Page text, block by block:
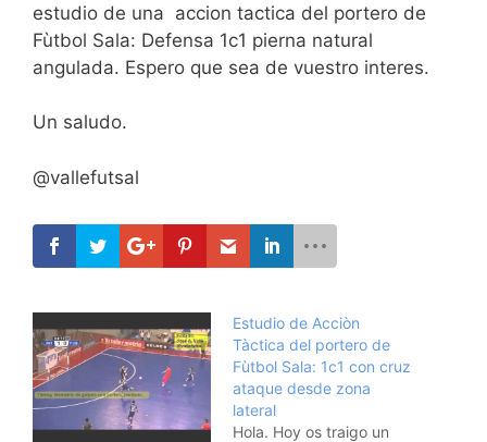
estudio de una accion tactica del portero de
Fùtbol Sala: Defensa 1c1 pierna natural
angulada. Espero que sea de vuestro interes.
Un saludo.
@vallefutsal
Estudio de Acciòn
Tàctica del portero de
Fùtbol Sala: 1c1 con cruz
ataque desde zona
lateral
Hola. Hoy os traigo un